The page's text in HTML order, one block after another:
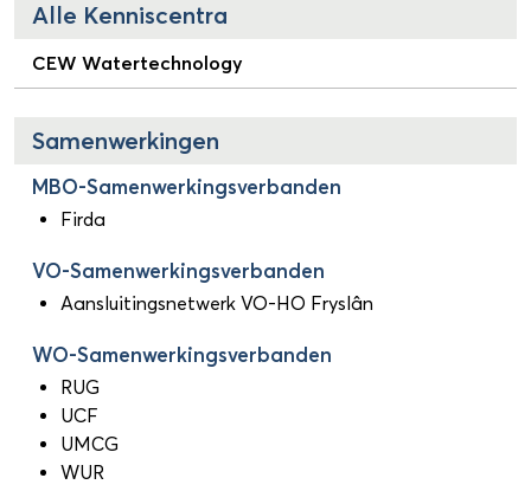
Alle Kenniscentra
CEW Watertechnology
Samenwerkingen
MBO-Samenwerkingsverbanden
Firda
VO-Samenwerkingsverbanden
Aansluitingsnetwerk VO-HO Fryslân
WO-Samenwerkingsverbanden
RUG
UCF
UMCG
WUR